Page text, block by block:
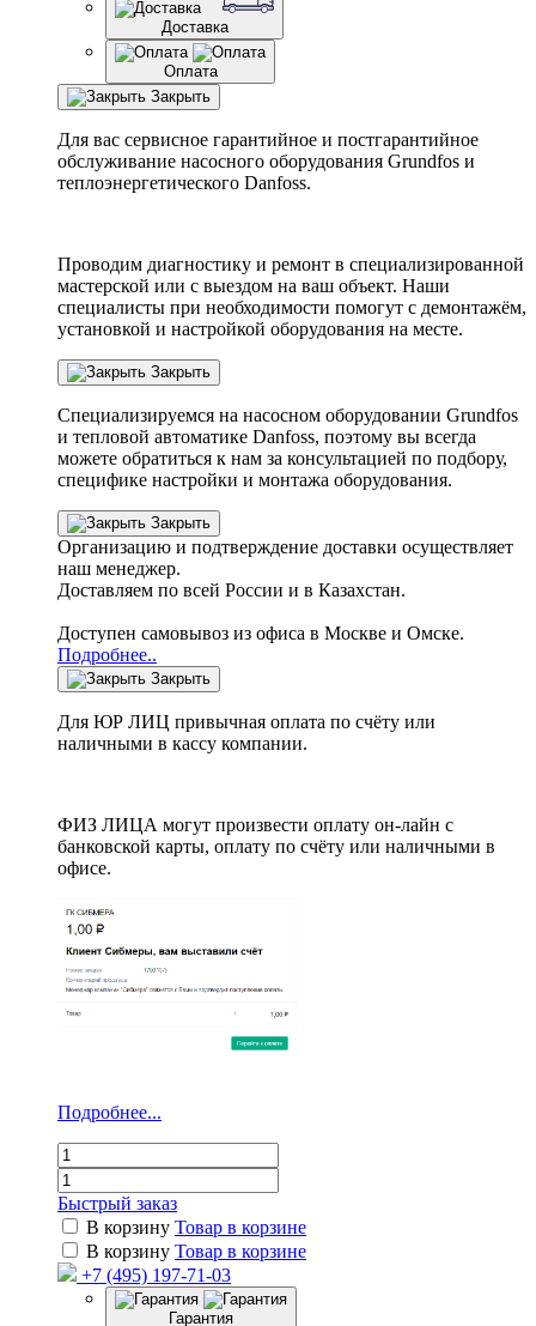
Доставка
Оплата
Закрыть
Для вас сервисное гарантийное и постгарантийное
обслуживание насосного оборудования Grundfos и
теплоэнергетического Danfoss.
Проводим диагностику и ремонт в специализированной
мастерской или с выездом на ваш объект. Наши
специалисты при необходимости помогут с демонтажём,
установкой и настройкой оборудования на месте.
Закрыть
Специализируемся на насосном оборудовании Grundfos
и тепловой автоматике Danfoss, поэтому вы всегда
можете обратиться к нам за консультацией по подбору,
специфике настройки и монтажа оборудования.
Закрыть
Организацию и подтверждение доставки осуществляет
наш менеджер.
Доставляем по всей России и в Казахстан.
Доступен самовывоз из офиса в Москве и Омске.
Подробнее..
Закрыть
Для ЮР ЛИЦ привычная оплата по счёту или
наличными в кассу компании.
ФИЗ ЛИЦА могут произвести оплату он-лайн с
банковской карты, оплату по счёту или наличными в
офисе.
Подробнее...
Быстрый заказ
В корзину Товар в корзине
В корзину Товар в корзине
+7 (495) 197-71-03
Гарантия